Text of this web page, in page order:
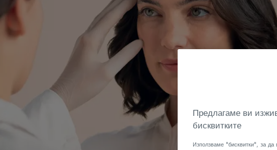
Предлагаме ви
бисквитките
Използваме "бисквитки", за да